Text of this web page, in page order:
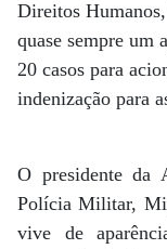
Direitos
quase sempre um
20 casos para
indenização para
O presidente da
Polícia Militar,
vive de